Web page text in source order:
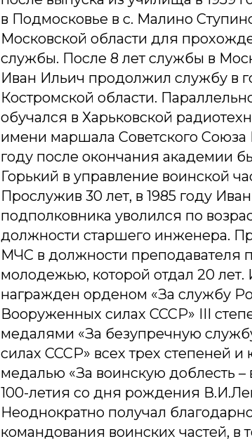
в Подмосковье в с. Малино
Московской области для
службы. После 8 лет службы в
Иван Ильич продолжил службу в
Костромской области.
обучался в Харьковской
имени маршала Советского Союза
году после окончания академии
Горький в управление воинской
Прослужив 30 лет, в 1985 году
подполковника уволился по
должности старшего инженера.
МЧС в должности преподавателя
молодежью, которой отдал 20 лет.
награжден орденом «За службу
Вооруженных силах СССР» III
медалями «За безупречную
силах СССР» всех трех степеней
медалью «За воинскую доблесть –
100-летия со дня рождения
Неоднократно получал
командования воинских частей, в